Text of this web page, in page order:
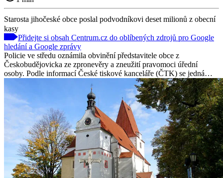
Starosta jihočeské obce poslal podvodníkovi deset milionů z obecní
kasy
Přidejte si obsah Centrum.cz do oblíbených zdrojů pro Google
hledání a Google zprávy
Policie ve středu oznámila obvinění představitele obce z
Českobudějovicka ze zpronevěry a zneužití pravomoci úřední
osoby. Podle informací České tiskové kanceláře (ČTK) se jedná…